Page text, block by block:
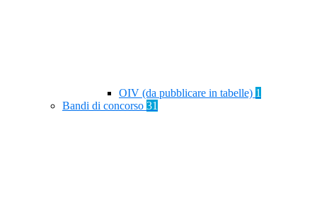
OIV (da pubblicare in tabelle) 1
Bandi di concorso 31